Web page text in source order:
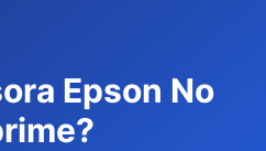
Epson No